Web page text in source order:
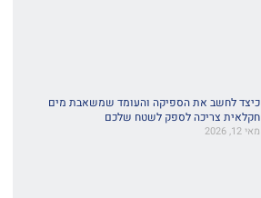
כיצד לחשב את הספיקה והעומד שמשאבת מים
חקלאית צריכה לספק לשטח שלכם
מאי 12, 2026